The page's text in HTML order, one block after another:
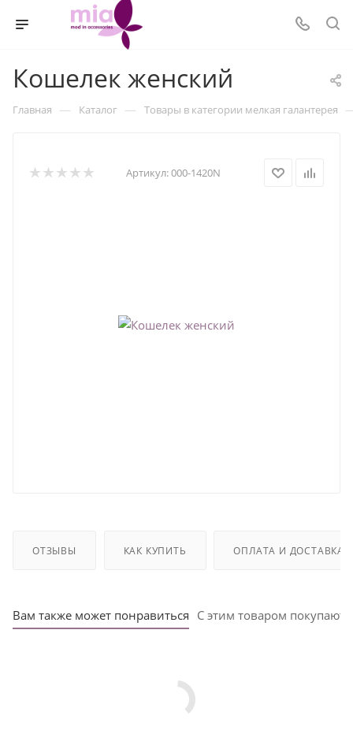
Кошелек женский
Главная — Каталог — Товары в категории мелкая галантерея
Артикул:000-1420N
ОТЗЫВЫ КАК КУПИТЬ ОПЛАТА И ДОСТАВКА
Вам также может понравиться С этим товаром покупают